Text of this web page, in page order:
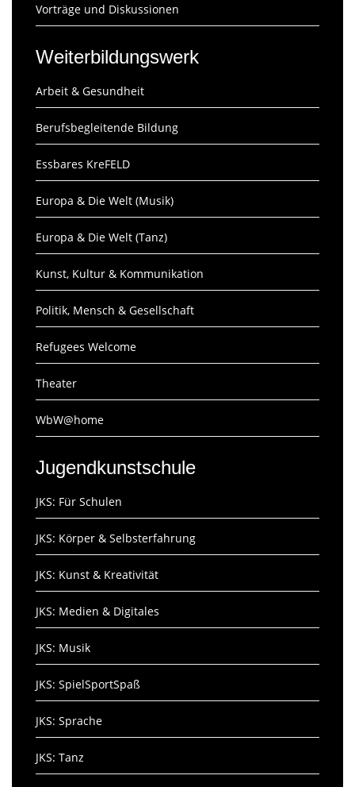
Vorträge und Diskussionen
Weiterbildungswerk
Arbeit & Gesundheit
Berufsbegleitende Bildung
Essbares KreFELD
Europa & Die Welt (Musik)
Europa & Die Welt (Tanz)
Kunst, Kultur & Kommunikation
Politik, Mensch & Gesellschaft
Refugees Welcome
Theater
WbW@home
Jugendkunstschule
JKS: Für Schulen
JKS: Körper & Selbsterfahrung
JKS: Kunst & Kreativität
JKS: Medien & Digitales
JKS: Musik
JKS: SpielSportSpaß
JKS: Sprache
JKS: Tanz